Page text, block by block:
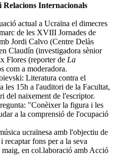
Internacionals
actual a Ucraïna el dimecres
de les XVIII Jornades de
Jordi Calvo (Centre Delàs
Claudín (investigadora sènior
Flores (reporter de La
com a moderadora.
Literatura contra el
les 15h a l'auditori de la Facultat,
del naixement de l'escriptor.
"Conèixer la figura i les
a la comprensió de l'ocupació
ucraïnesa amb l'objectiu de
recaptar fons per a la seva
maig, en col.laboració amb Acció